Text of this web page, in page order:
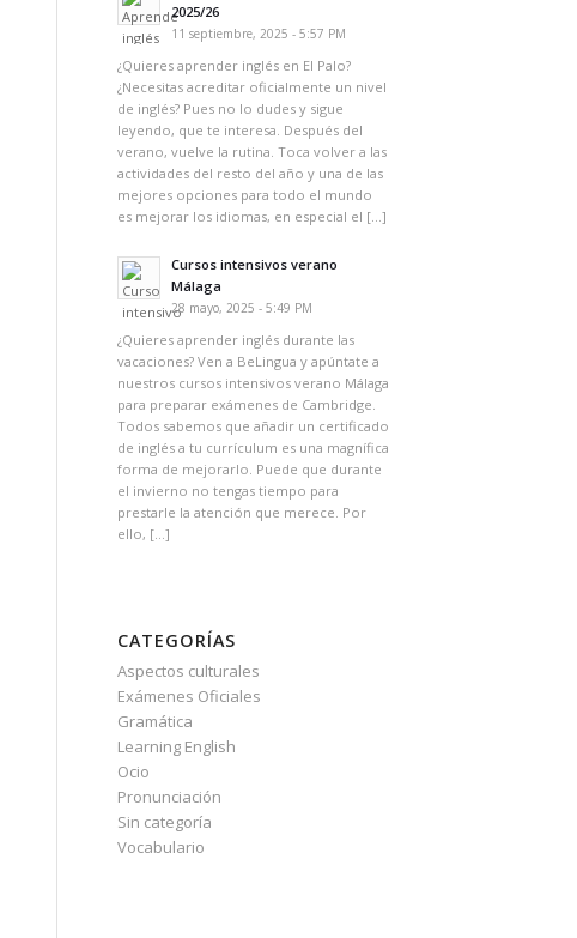
2025/26
11 septiembre, 2025 - 5:57 PM
¿Quieres aprender inglés en El Palo?
¿Necesitas acreditar oficialmente un nivel
de inglés? Pues no lo dudes y sigue
leyendo, que te interesa. Después del
verano, vuelve la rutina. Toca volver a las
actividades del resto del año y una de las
mejores opciones para todo el mundo
es mejorar los idiomas, en especial el […]
Cursos intensivos verano
Málaga
28 mayo, 2025 - 5:49 PM
¿Quieres aprender inglés durante las
vacaciones? Ven a BeLingua y apúntate a
nuestros cursos intensivos verano Málaga
para preparar exámenes de Cambridge.
Todos sabemos que añadir un certificado
de inglés a tu currículum es una magnífica
forma de mejorarlo. Puede que durante
el invierno no tengas tiempo para
prestarle la atención que merece. Por
ello, […]
CATEGORÍAS
Aspectos culturales
Exámenes Oficiales
Gramática
Learning English
Ocio
Pronunciación
Sin categoría
Vocabulario